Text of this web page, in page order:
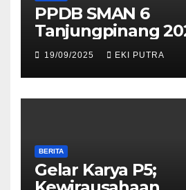
PPDB SMAN 6
Tanjungpinang
19/09/2025 EKI PUTRA
BERITA
Gelar Karya P5;